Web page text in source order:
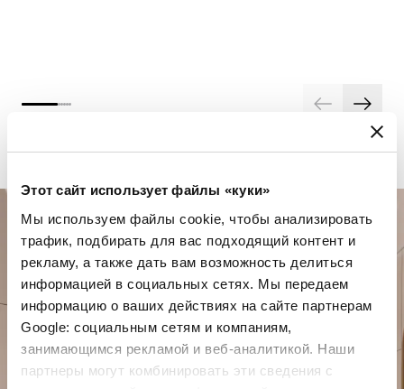
Этот сайт использует файлы «куки»
Мы используем файлы cookie, чтобы анализировать
трафик, подбирать для вас подходящий контент и
рекламу, а также дать вам возможность делиться
информацией в социальных сетях. Мы передаем
информацию о ваших действиях на сайте партнерам
Google: социальным сетям и компаниям,
занимающимся рекламой и веб-аналитикой. Наши
партнеры могут комбинировать эти сведения с
Спланируйте свой особенный